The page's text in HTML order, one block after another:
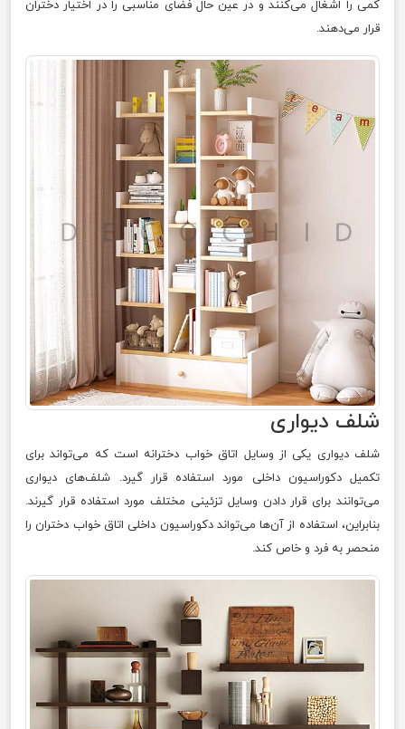
کمی را اشغال می‌کنند و در عین حال فضای مناسبی را در اختیار دختران
قرار می‌دهند.
شلف دیواری
شلف دیواری یکی از وسایل اتاق خواب دخترانه است که می‌تواند برای
تکمیل دکوراسیون داخلی مورد استفاده قرار گیرد. شلف‌های دیواری
می‌توانند برای قرار دادن وسایل تزئینی مختلف مورد استفاده قرار گیرند.
بنابراین، استفاده از آن‌ها می‌تواند دکوراسیون داخلی اتاق خواب دختران را
منحصر به فرد و خاص کند.